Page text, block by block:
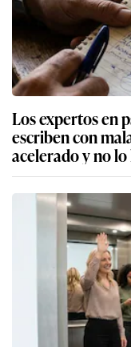
Los expertos en
escriben con
acelerado y no